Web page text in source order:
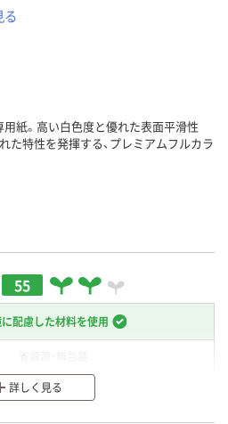
る
紙。高い白色度と優れた表面平滑性
た特性を発揮する、プレミアムフルカラ
55
配慮した材料を使用
リサイクルしやすい設計
詳しく見る